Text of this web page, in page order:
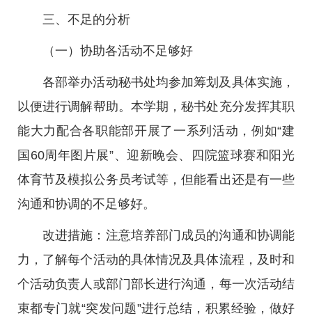
三、不足的分析
（一）协助各活动不足够好
各部举办活动秘书处均参加筹划及具体实施，
以便进行调解帮助。本学期，秘书处充分发挥其职
能大力配合各职能部开展了一系列活动，例如“建
国60周年图片展”、迎新晚会、四院篮球赛和阳光
体育节及模拟公务员考试等，但能看出还是有一些
沟通和协调的不足够好。
改进措施：注意培养部门成员的沟通和协调能
力，了解每个活动的具体情况及具体流程，及时和
个活动负责人或部门部长进行沟通，每一次活动结
束都专门就“突发问题”进行总结，积累经验，做好